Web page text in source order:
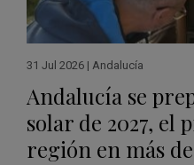
31 Jul 2026 | Andalucía
Andalucía se
solar de 2027, el
región en más